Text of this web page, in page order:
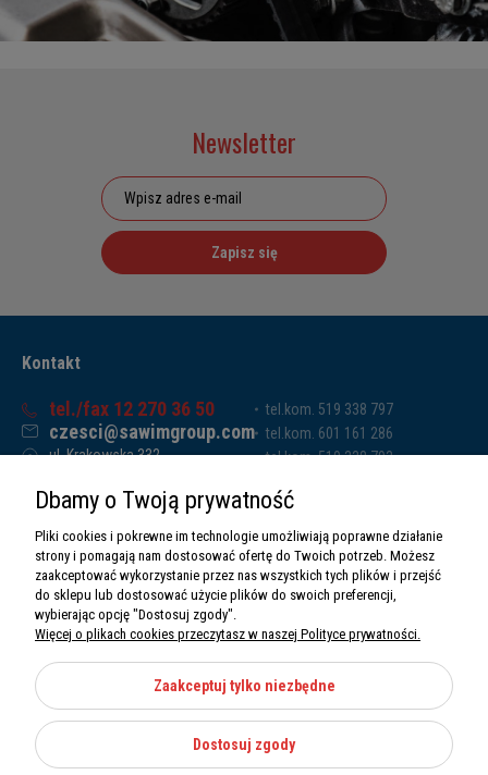
Newsletter
Zapisz się
Kontakt
tel./fax 12 270 36 50
czesci@sawimgroup.com
ul. Krakowska 332,
Sawim Group Mariusz Zdyb sp. k.
NIP: 5130284470
REGON: 5246591010
tel.kom. 519 338 797
tel.kom. 601 161 286
tel.kom. 519 338 793
O nas
Informacje
Moje konto
Dbamy o Twoją prywatność
Pliki cookies i pokrewne im technologie umożliwiają poprawne działanie
strony i pomagają nam dostosować ofertę do Twoich potrzeb. Możesz
zaakceptować wykorzystanie przez nas wszystkich tych plików i przejść
do sklepu lub dostosować użycie plików do swoich preferencji,
wybierając opcję "Dostosuj zgody".
Więcej o plikach cookies przeczytasz w naszej Polityce prywatności.
Zaakceptuj tylko niezbędne
Dostosuj zgody